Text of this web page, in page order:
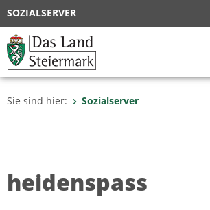
SOZIALSERVER
Sie sind hier: Sozialserver
heidenspass